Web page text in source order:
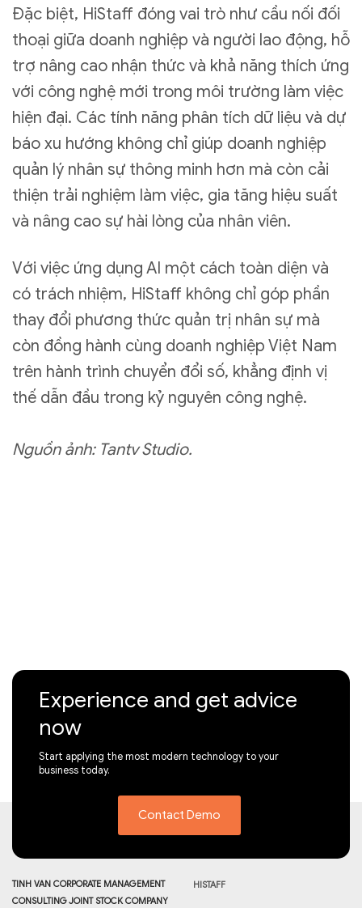
Đặc biệt, HiStaff đóng vai trò như cầu nối đối
thoại giữa doanh nghiệp và người lao động, hỗ
trợ nâng cao nhận thức và khả năng thích ứng
với công nghệ mới trong môi trường làm việc
hiện đại. Các tính năng phân tích dữ liệu và dự
báo xu hướng không chỉ giúp doanh nghiệp
quản lý nhân sự thông minh hơn mà còn cải
thiện trải nghiệm làm việc, gia tăng hiệu suất
và nâng cao sự hài lòng của nhân viên.
Với việc ứng dụng AI một cách toàn diện và
có trách nhiệm, HiStaff không chỉ góp phần
thay đổi phương thức quản trị nhân sự mà
còn đồng hành cùng doanh nghiệp Việt Nam
trên hành trình chuyển đổi số, khẳng định vị
thế dẫn đầu trong kỷ nguyên công nghệ.
Nguồn ảnh: Tantv Studio.
Experience and get advice
now
Start applying the most modern technology to your
business today.
Contact Demo
TINH VAN CORPORATE MANAGEMENT
CONSULTING JOINT STOCK COMPANY
HISTAFF